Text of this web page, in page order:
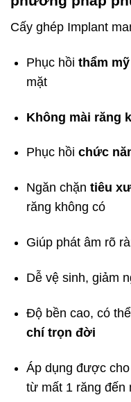
Cấy ghép Implant
Phục hồi thẩm
mặt
Không mài răng
Phục hồi chức
Ngăn chặn tiêu
răng không có
Giúp phát âm rõ
Dễ vệ sinh, giảm
Độ bền cao, có
chí trọn đời
Áp dụng được cho
từ mất 1 răng đến